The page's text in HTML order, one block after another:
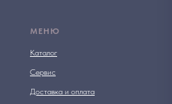
МЕНЮ
Каталог
Сервис
Доставка и оплата